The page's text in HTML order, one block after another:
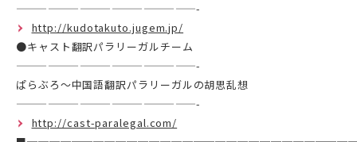
—————————————————-
http://kudotakuto.jugem.jp/
●キャスト翻訳パラリーガルチーム
—————————————————-
ぱらぶろ～中国語翻訳パラリーガルの胡思乱想
—————————————————-
http://cast-paralegal.com/